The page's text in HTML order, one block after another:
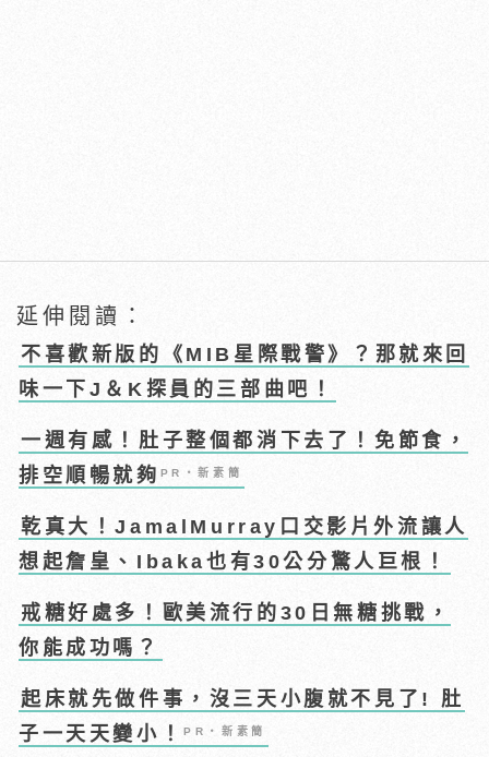
延伸閱讀：
不喜歡新版的《MIB星際戰警》？那就來回
味一下J＆K探員的三部曲吧！
一週有感！肚子整個都消下去了！免節食，
排空順暢就夠 PR・新素簡
乾真大！JamalMurray口交影片外流讓人
想起詹皇、Ibaka也有30公分驚人巨根！
戒糖好處多！歐美流行的30日無糖挑戰，
你能成功嗎？
起床就先做件事，沒三天小腹就不見了! 肚
子一天天變小！PR・新素簡